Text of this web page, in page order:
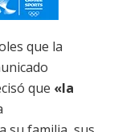
que la
que «la